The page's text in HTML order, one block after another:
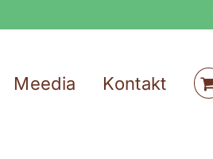
Meedia Kontakt